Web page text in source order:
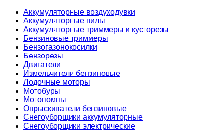
Аккумуляторные воздуходувки
Аккумуляторные пилы
Аккумуляторные триммеры и кусторезы
Бензиновые триммеры
Бензогазонокосилки
Бензорезы
Двигатели
Измельчители бензиновые
Лодочные моторы
Мотобуры
Мотопомпы
Опрыскиватели бензиновые
Снегоуборщики аккумуляторные
Снегоуборщики электрические